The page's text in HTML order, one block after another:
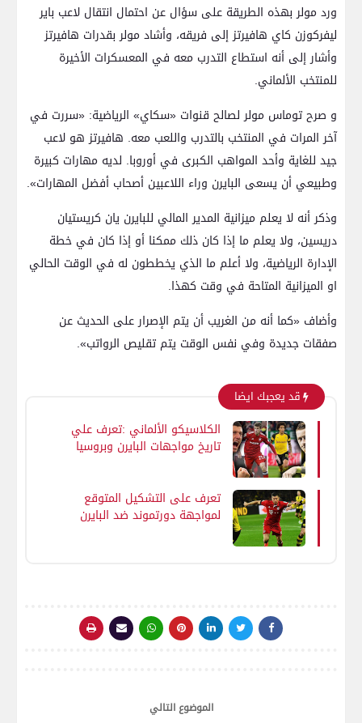
ورد مولر بهذه الطريقة على سؤال عن احتمال انتقال لاعب باير
ليفركوزن كاي هافيرتز إلى فريقه، وأشاد مولر بقدرات هافيرتز
وأشار إلى أنه استطاع التدرب معه في المعسكرات الأخيرة
للمنتخب الألماني.
و صرح توماس مولر لصالح قنوات «سكاي» الرياضية: «سررت في
آخر المرات في المنتخب بالتدرب واللعب معه. هافيرتز هو لاعب
جيد للغاية وأحد المواهب الكبرى في أوروبا. لديه مهارات كبيرة
وطبيعي أن يسعى البايرن وراء اللاعبين أصحاب أفضل المهارات».
وذكر أنه لا يعلم ميزانية المدير المالي للبايرن يان كريستيان
دريسين، ولا يعلم ما إذا كان ذلك ممكنا أو إذا كان في خطة
الإدارة الرياضية، ولا أعلم ما الذي يخططون له في الوقت الحالي
او الميزانية المتاحة في وقت كهذا.
وأضاف «كما أنه من الغريب أن يتم الإصرار على الحديث عن
صفقات جديدة وفي نفس الوقت يتم تقليص الرواتب».
قد يعجبك ايضا
الكلاسيكو الألماني :تعرف علي
تاريخ مواجهات البايرن وبروسيا
تعرف على التشكيل المتوقع
لمواجهة دورتموند ضد البايرن
الموضوع التالي